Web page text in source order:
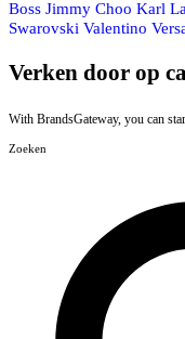
Boss Jimmy Choo Karl
Swarovski Valentino
Verken door op
With BrandsGateway, you can
Zoeken